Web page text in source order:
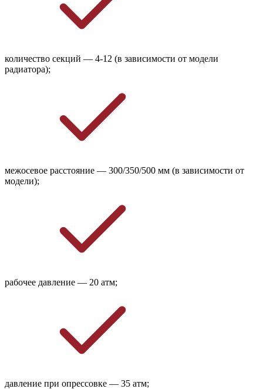
количество секций — 4-12 (в зависимости от модели
радиатора);
межосевое расстояние — 300/350/500 мм (в зависимости от
модели);
рабочее давление — 20 атм;
давление при опрессовке — 35 атм;